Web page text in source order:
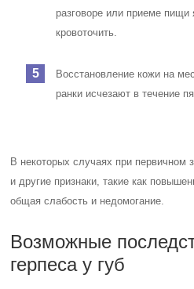
разговоре или приеме пищи
кровоточить.
Восстановление кожи на
ранки исчезают в течение
В некоторых случаях при первичном
и другие признаки, такие как
общая слабость и недомогание.
Возможные
герпеса у губ